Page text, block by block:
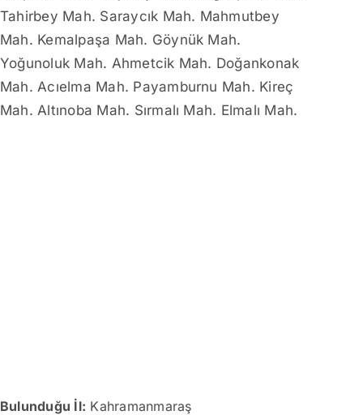
Tahirbey Mah. Saraycık Mah. Mahmutbey
Mah. Kemalpaşa Mah. Göynük Mah.
Yoğunoluk Mah. Ahmetcik Mah. Doğankonak
Mah. Acıelma Mah. Payamburnu Mah. Kireç
Mah. Altınoba Mah. Sırmalı Mah. Elmalı Mah.
Bulunduğu İl: Kahramanmaraş